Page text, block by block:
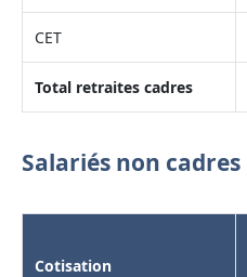
CET
Total retraites cadres
Salariés non cadres
Cotisation